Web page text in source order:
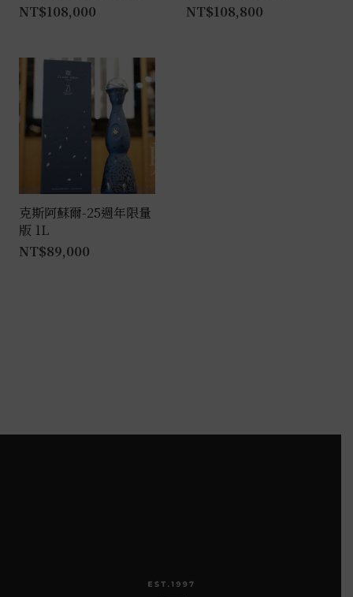
NT$108,000
NT$108,800
克斯阿蘇爾-25週年限量
版 1L
NT$89,000